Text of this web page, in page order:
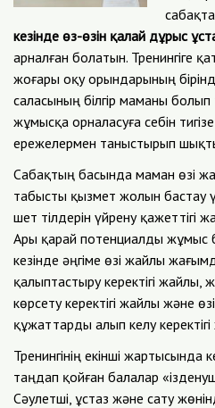
кезінде өз-өзін қалай дұрыс
арналған болатын. Тренингіге
жоғары оқу орындарының
саласының білгір маманы
жұмысқа орналасуға себін
ережелермен таныстырып
Сабақтың басында маман өзі
табысты қызмет жолын бастау
шет тілдерін үйрену қажеттігі
Ары қарай потенциалды жұмыс
кезінде әңгіме өзі жайлы
қалыптастыру керектігі жайлы,
көрсету керектігі жайлы және
құжаттарды алып келу
Тренингінің екінші
таңдап қойған балалар
Сәулетші, ұстаз және сату